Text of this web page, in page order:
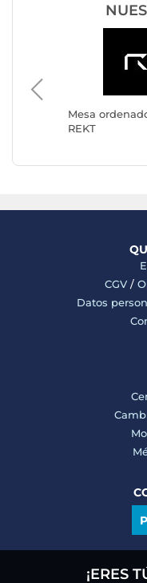
Mesa
REKT
CGV/
Datos
¡ERES